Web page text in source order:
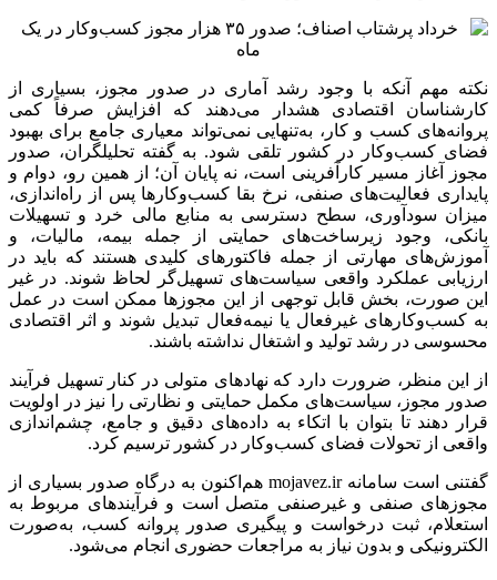
نکته مهم آنکه با وجود رشد آماری در صدور مجوز، بسیاری از
کارشناسان اقتصادی هشدار می‌دهند که افزایش صرفاً کمی
پروانه‌های کسب و کار، به‌تنهایی نمی‌تواند معیاری جامع برای بهبود
فضای کسب‌وکار در کشور تلقی شود. به گفته تحلیلگران، صدور
مجوز آغاز مسیر کارآفرینی است، نه پایان آن؛ از همین رو، دوام و
پایداری فعالیت‌های صنفی، نرخ بقا کسب‌وکارها پس از راه‌اندازی،
میزان سودآوری، سطح دسترسی به منابع مالی خرد و تسهیلات
بانکی، وجود زیرساخت‌های حمایتی از جمله بیمه، مالیات، و
آموزش‌های مهارتی از جمله فاکتورهای کلیدی هستند که باید در
ارزیابی عملکرد واقعی سیاست‌های تسهیل‌گر لحاظ شوند. در غیر
این صورت، بخش قابل توجهی از این مجوزها ممکن است در عمل
به کسب‌وکارهای غیرفعال یا نیمه‌فعال تبدیل شوند و اثر اقتصادی
محسوسی در رشد تولید و اشتغال نداشته باشند.
از این منظر، ضرورت دارد که نهادهای متولی در کنار تسهیل فرآیند
صدور مجوز، سیاست‌های مکمل حمایتی و نظارتی را نیز در اولویت
قرار دهند تا بتوان با اتکاء به داده‌های دقیق و جامع، چشم‌اندازی
واقعی از تحولات فضای کسب‌وکار در کشور ترسیم کرد.
گفتنی است سامانه mojavez.ir هم‌اکنون به درگاه صدور بسیاری از
مجوزهای صنفی وغیرصنفی متصل است و فرآیندهای مربوط به
استعلام، ثبت درخواست و پیگیری صدور پروانه کسب، به‌صورت
الکترونیکی و بدون نیاز به مراجعات حضوری انجام می‌شود.